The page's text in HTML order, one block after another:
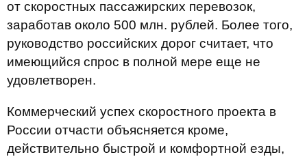
от скоростных пассажирских перевозок,
заработав около 500 млн. рублей. Более того,
руководство российских дорог считает, что
имеющийся спрос в полной мере еще не
удовлетворен.
Коммерческий успех скоростного проекта в
России отчасти объясняется кроме,
действительно быстрой и комфортной езды,